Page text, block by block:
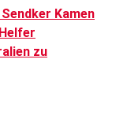
Kamen
zu